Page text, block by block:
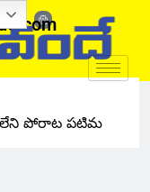
లేని పోరాట పటిమ